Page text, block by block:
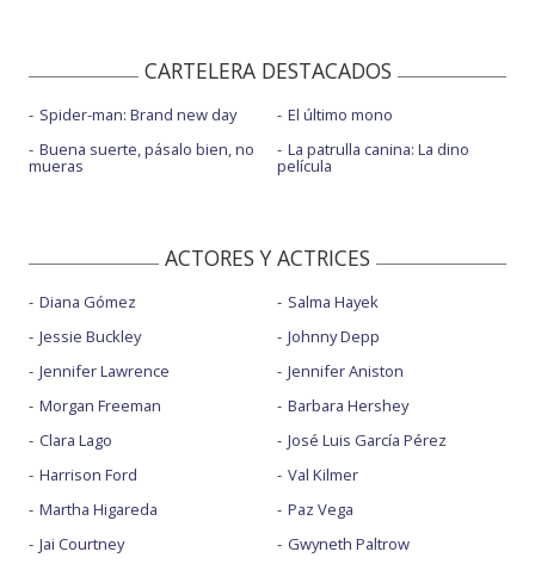
CARTELERA DESTACADOS
Spider-man: Brand new day
Buena suerte, pásalo bien, no
mueras
El último mono
La patrulla canina: La dino
película
ACTORES Y ACTRICES
Diana Gómez
Jessie Buckley
Jennifer Lawrence
Morgan Freeman
Clara Lago
Harrison Ford
Martha Higareda
Jai Courtney
Salma Hayek
Johnny Depp
Jennifer Aniston
Barbara Hershey
José Luis García Pérez
Val Kilmer
Paz Vega
Gwyneth Paltrow